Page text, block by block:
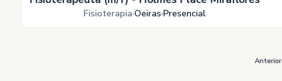
Fisioterapia Oeiras Presencial
Anterior